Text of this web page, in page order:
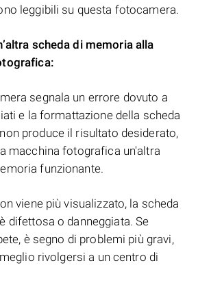
leggibili su questa fotocamera.
scheda di memoria alla
segnala un errore dovuto a
e la formattazione della scheda
produce il risultato desiderato,
macchina fotografica un'altra
funzionante.
viene più visualizzato, la scheda
difettosa o danneggiata. Se
è segno di problemi più gravi,
rivolgersi a un centro di